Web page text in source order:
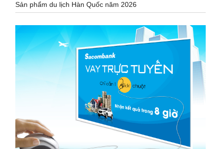
Sản phẩm du lịch Hàn Quốc năm 2026